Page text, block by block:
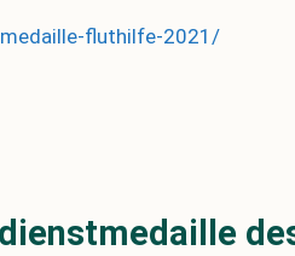
fluthilfe-2021/